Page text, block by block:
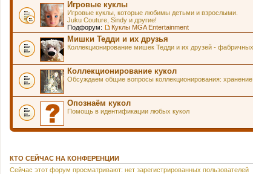
Игровые куклы
Игровые куклы, которые любимы детьми и взрослыми.
Juku Couture, Sindy и другие!
Подфорум:
Куклы MGA Entertainment
Мишки Тедди и их друзья
Коллекционирование мишек Тедди и их друзей - фабричных
Коллекционирование кукол
Обсуждаем общие вопросы коллекционирования:
Опознаём кукол
Помощь в идентификации любых кукол
КТО СЕЙЧАС НА КОНФЕРЕНЦИИ
Сейчас этот форум просматривают: нет зарегистрированных пользователей